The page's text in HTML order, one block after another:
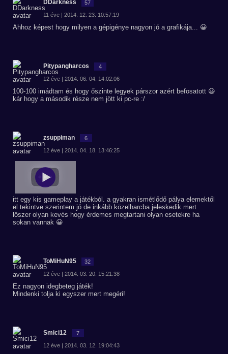
DDarkness 57
11 éve | 2014. 12. 23. 10:57:19
Ahhoz képest hogy milyen a gépigénye nagyon jó a grafikája... 😀
Pitypangharcos 4
12 éve | 2014. 06. 04. 14:02:06
100-100 imádtam és hogy őszinte legyek párszor azért befosatott 😃
kár hogy a második része nem jött ki pc-re :/
zsuppiman 6
12 éve | 2014. 04. 18. 13:46:25
itt egy kis gameplay a játékból. a gyakran ismétlődő pálya elemektől
el tekintve szerintem jó de inkább közelharcba jeleskedik mert
lőszer olyan kevés hogy érdemes megtartani olyan esetekre ha
sokan vannak 😀
ToMiHuN95 32
12 éve | 2014. 03. 20. 15:21:38
Ez nagyon idegbeteg játék!
Mindenki tolja ki egyszer mert megéri!
Smici12 7
12 éve | 2014. 03. 12. 19:04:43